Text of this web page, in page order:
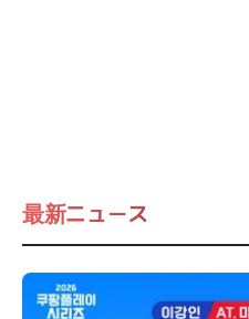
最新ニュース